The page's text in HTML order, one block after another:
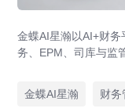
金蝶AI星瀚以AI+财
务、EPM、司库与监
局、华为、通威等领
金蝶AI星瀚 财务